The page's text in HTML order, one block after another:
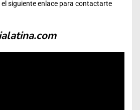
el siguiente enlace para contactarte